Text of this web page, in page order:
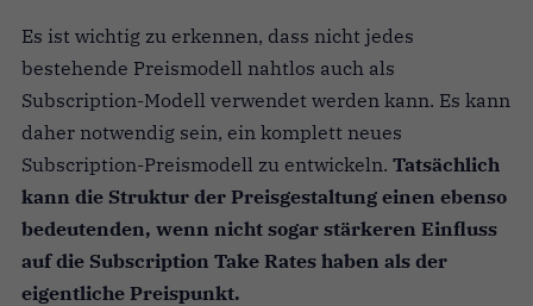
Es ist wichtig zu erkennen, dass nicht jedes
bestehende Preismodell nahtlos auch als
Subscription-Modell verwendet werden kann. Es kann
daher notwendig sein, ein komplett neues
Subscription-Preismodell zu entwickeln. Tatsächlich
kann die Struktur der Preisgestaltung einen ebenso
bedeutenden, wenn nicht sogar stärkeren Einfluss
auf die Subscription Take Rates haben als der
eigentliche Preispunkt.